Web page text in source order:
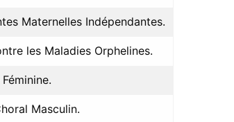
Maternelles Indépendantes.
les Maladies Orphelines.
Masculin.